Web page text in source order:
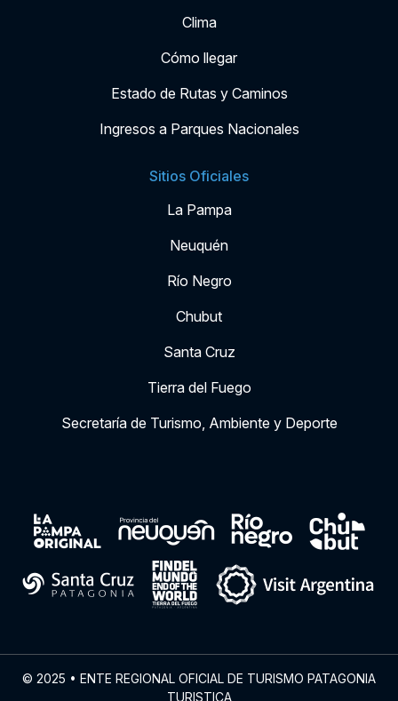
Clima
Cómo llegar
Estado de Rutas y Caminos
Ingresos a Parques Nacionales
Sitios Oficiales
La Pampa
Neuquén
Río Negro
Chubut
Santa Cruz
Tierra del Fuego
Secretaría de Turismo, Ambiente y Deporte
© 2025 • ENTE REGIONAL OFICIAL DE TURISMO PATAGONIA
TURISTICA